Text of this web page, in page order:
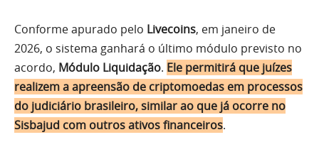
Conforme apurado pelo Livecoins, em janeiro de
2026, o sistema ganhará o último módulo previsto no
acordo, Módulo Liquidação. Ele permitirá que juízes
realizem a apreensão de criptomoedas em processos
do judiciário brasileiro, similar ao que já ocorre no
Sisbajud com outros ativos financeiros.